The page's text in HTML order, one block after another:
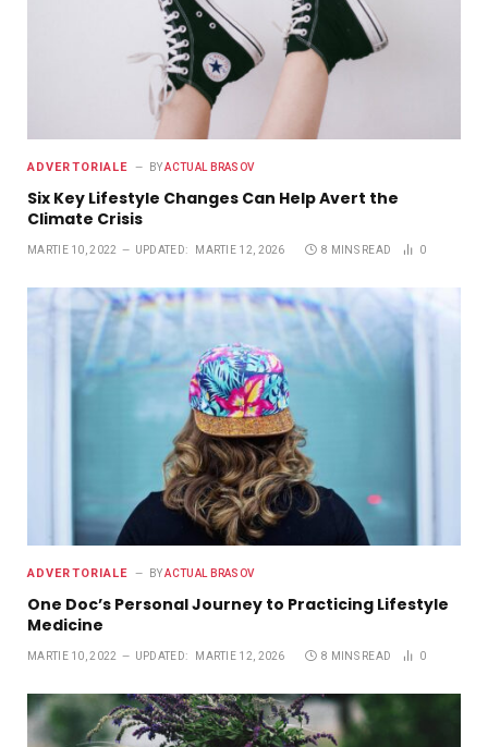
ADVERTORIALE BY ACTUAL BRASOV
Six Key Lifestyle Changes Can Help Avert the
Climate Crisis
MARTIE 10, 2022 UPDATED: MARTIE 12, 2026 8 MINS READ 0
ADVERTORIALE BY ACTUAL BRASOV
One Doc’s Personal Journey to Practicing Lifestyle
Medicine
MARTIE 10, 2022 UPDATED: MARTIE 12, 2026 8 MINS READ 0